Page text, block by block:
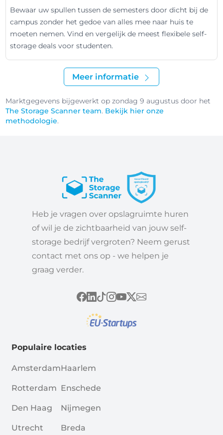
Bewaar uw spullen tussen de semesters door dicht bij de
campus zonder het gedoe van alles mee naar huis te
moeten nemen. Vind en vergelijk de meest flexibele self-
storage deals voor studenten.
Meer informatie
Marktgegevens bijgewerkt op zondag 9 augustus door het
The Storage Scanner team. Bekijk hier onze
methodologie.
Heb je vragen over opslagruimte huren
of wil je de zichtbaarheid van jouw self-
storage bedrijf vergroten? Neem gerust
contact met ons op - we helpen je
graag verder.
Populaire locaties
Amsterdam
Rotterdam
Den Haag
Utrecht
Haarlem
Enschede
Nijmegen
Breda